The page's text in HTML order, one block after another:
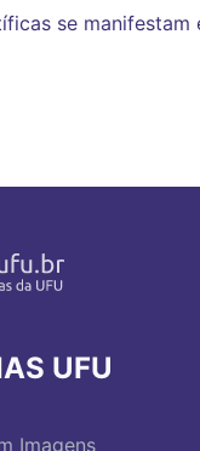
se manifestam
UFU
Imagens